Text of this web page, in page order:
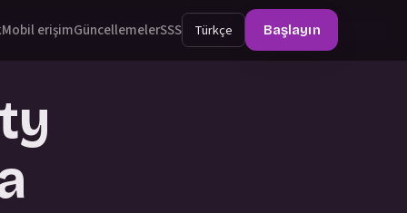
Mobil erişimGüncellemelerSSS Türkçe Başlayın